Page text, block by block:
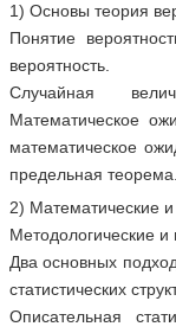
1) Основы теория
Понятие
вероятность.
Случайная
Математическое
математическое
предельная теорема.
2) Математические и
Методологические и
Два основных
статистических
Описательная